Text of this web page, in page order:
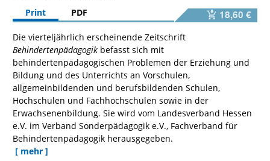
Print
PDF 18,60 €
Die vierteljährlich erscheinende Zeitschrift
Behindertenpädagogik befasst sich mit
behindertenpädagogischen Problemen der Erziehung und
Bildung und des Unterrichts an Vorschulen,
allgemeinbildenden und berufsbildenden Schulen,
Hochschulen und Fachhochschulen sowie in der
Erwachsenenbildung. Sie wird vom Landesverband Hessen
e.V. im Verband Sonderpädagogik e.V., Fachverband für
Behindertenpädagogik herausgegeben.
[ mehr ]